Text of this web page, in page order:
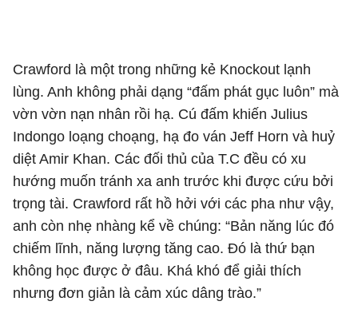
Crawford là một trong những kẻ Knockout lạnh
lùng. Anh không phải dạng “đấm phát gục luôn” mà
vờn vờn nạn nhân rồi hạ. Cú đấm khiến Julius
Indongo loạng choạng, hạ đo ván Jeff Horn và huỷ
diệt Amir Khan. Các đối thủ của T.C đều có xu
hướng muốn tránh xa anh trước khi được cứu bởi
trọng tài. Crawford rất hồ hởi với các pha như vậy,
anh còn nhẹ nhàng kể về chúng: “Bản năng lúc đó
chiếm lĩnh, năng lượng tăng cao. Đó là thứ bạn
không học được ở đâu. Khá khó để giải thích
nhưng đơn giản là cảm xúc dâng trào.”